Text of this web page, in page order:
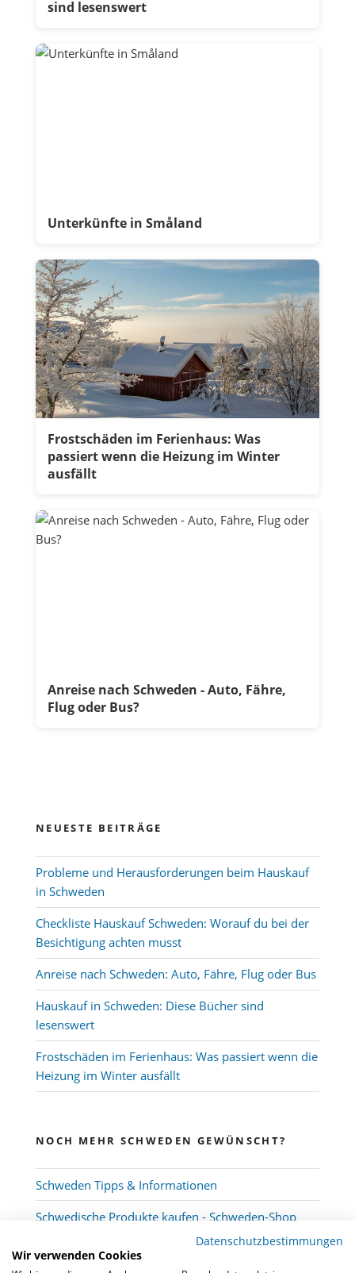
sind lesenswert
Unterkünfte in Småland
Frostschäden im Ferienhaus: Was
passiert wenn die Heizung im Winter
ausfällt
Anreise nach Schweden - Auto, Fähre,
Flug oder Bus?
NEUESTE BEITRÄGE
Probleme und Herausforderungen beim Hauskauf
in Schweden
Checkliste Hauskauf Schweden: Worauf du bei der
Besichtigung achten musst
Anreise nach Schweden: Auto, Fähre, Flug oder Bus
Hauskauf in Schweden: Diese Bücher sind
lesenswert
Frostschäden im Ferienhaus: Was passiert wenn die
Heizung im Winter ausfällt
NOCH MEHR SCHWEDEN GEWÜNSCHT?
Schweden Tipps & Informationen
Schwedische Produkte kaufen - Schweden-Shop
Datenschutzbestimmungen
Wir verwenden Cookies